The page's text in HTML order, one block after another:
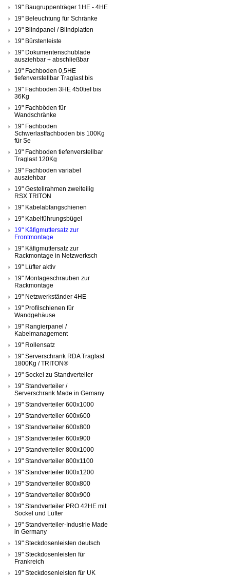
19" Baugruppenträger 1HE - 4HE
19" Beleuchtung für Schränke
19" Blindpanel / Blindplatten
19" Bürstenleiste
19" Dokumentenschublade
ausziehbar + abschließbar
19" Fachboden 0,5HE
tiefenverstellbar Traglast bis
19" Fachboden 3HE 450tief bis
36Kg
19" Fachböden für
Wandschränke
19" Fachboden
Schwerlastfachboden bis 100Kg
für Se
19" Fachboden tiefenverstellbar
Traglast 120Kg
19" Fachboden variabel
ausziehbar
19" Gestellrahmen zweiteilig
RSX TRITON
19" Kabelabfangschienen
19" Kabelführungsbügel
19" Käfigmuttersatz zur
Frontmontage
19" Käfigmuttersatz zur
Rackmontage in Netzwerksch
19" Lüfter aktiv
19" Montageschrauben zur
Rackmontage
19" Netzwerkständer 4HE
19" Profilschienen für
Wandgehäuse
19" Rangierpanel /
Kabelmanagement
19" Rollensatz
19" Serverschrank RDA Traglast
1800Kg / TRITON®
19" Sockel zu Standverteiler
19" Standverteiler /
Serverschrank Made in Gemany
19" Standverteiler 600x1000
19" Standverteiler 600x600
19" Standverteiler 600x800
19" Standverteiler 600x900
19" Standverteiler 800x1000
19" Standverteiler 800x1100
19" Standverteiler 800x1200
19" Standverteiler 800x800
19" Standverteiler 800x900
19" Standverteiler PRO 42HE mit
Sockel und Lüfter
19" Standverteiler-Industrie Made
in Germany
19" Steckdosenleisten deutsch
19" Steckdosenleisten für
Frankreich
19" Steckdosenleisten für UK